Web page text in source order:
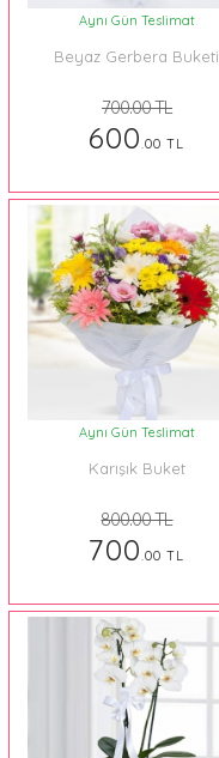
Aynı Gün Teslimat
Beyaz Gerbera Buketi
700.00 TL
600.00 TL
Aynı Gün Teslimat
Karışık Buket
800.00 TL
700.00 TL